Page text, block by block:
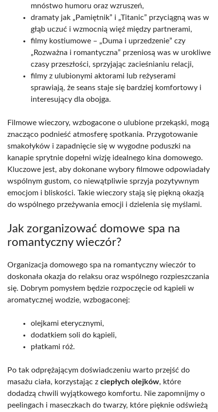
mnóstwo humoru oraz wzruszeń,
dramaty jak „Pamiętnik” i „Titanic” przyciągną was w
głąb uczuć i wzmocnią więź między partnerami,
filmy kostiumowe – „Duma i uprzedzenie” czy
„Rozważna i romantyczna” przeniosą was w urokliwe
czasy przeszłości, sprzyjając zacieśnianiu relacji,
filmy z ulubionymi aktorami lub reżyserami
sprawiają, że seans staje się bardziej komfortowy i
interesujący dla obojga.
Filmowe wieczory, wzbogacone o ulubione przekąski, mogą
znacząco podnieść atmosferę spotkania. Przygotowanie
smakołyków i zapadnięcie się w wygodne poduszki na
kanapie sprytnie dopełni wizję idealnego kina domowego.
Kluczowe jest, aby dokonane wybory filmowe odpowiadały
wspólnym gustom, co niewątpliwie sprzyja pozytywnym
emocjom i bliskości. Takie wieczory stają się piękną okazją
do wspólnego przeżywania emocji i dzielenia się myślami.
Jak zorganizować domowe spa na
romantyczny wieczór?
Organizacja domowego spa na romantyczny wieczór to
doskonała okazja do relaksu oraz wspólnego rozpieszczania
się. Dobrym pomysłem będzie rozpoczęcie od kąpieli w
aromatycznej wodzie, wzbogaconej:
olejkami eterycznymi,
dodatkiem soli do kąpieli,
płatkami róż.
Po tak odprężającym doświadczeniu warto przejść do
masażu ciała, korzystając z ciepłych olejków, które
dodadzą chwili wyjątkowego komfortu. Nie zapomnijmy o
peelingach i maseczkach do twarzy, które pięknie odświeżą